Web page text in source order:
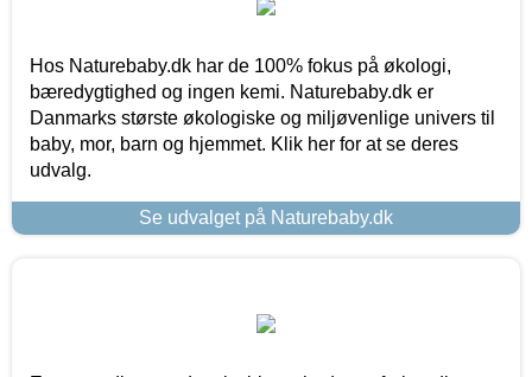
Hos Naturebaby.dk har de 100% fokus på økologi,
bæredygtighed og ingen kemi. Naturebaby.dk er
Danmarks største økologiske og miljøvenlige univers til
baby, mor, barn og hjemmet. Klik her for at se deres
udvalg.
Se udvalget på Naturebaby.dk